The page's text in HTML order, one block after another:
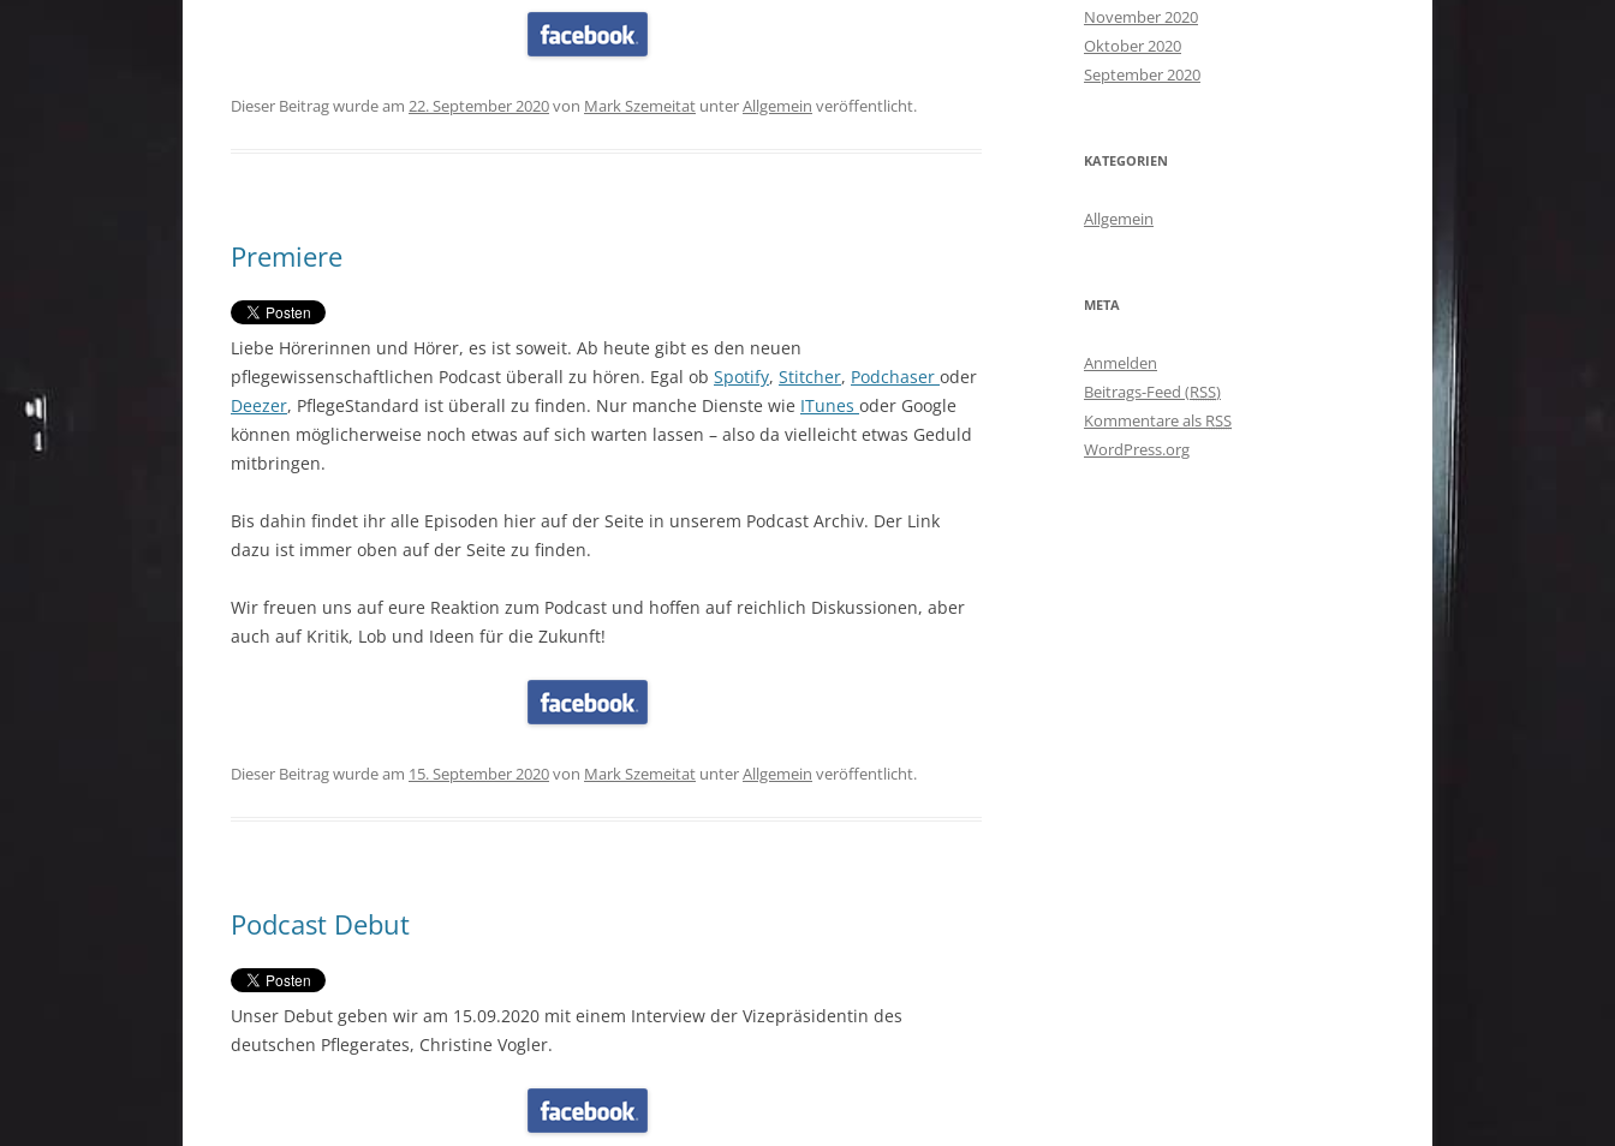
Dieser Beitrag wurde am 22. September 2020von Mark Szemeitat unterAllgemein veröffentlicht.
Premiere
Liebe Hörerinnen und Hörer, es ist soweit. Ab heute gibt es den neuen
pflegewissenschaftlichen Podcast überall zu hören. Egal ob Spotify, Stitcher, Podchaser oder
Deezer, PflegeStandard ist überall zu finden. Nur manche Dienste wie ITunes oder Google
können möglicherweise noch etwas auf sich warten lassen – also da vielleicht etwas Geduld
mitbringen.
Bis dahin findet ihr alle Episoden hier auf der Seite in unserem Podcast Archiv. Der Link
dazu ist immer oben auf der Seite zu finden.
Wir freuen uns auf eure Reaktion zum Podcast und hoffen auf reichlich Diskussionen, aber
auch auf Kritik, Lob und Ideen für die Zukunft!
Dieser Beitrag wurde am 15. September 2020von Mark Szemeitat unterAllgemein veröffentlicht.
Podcast Debut
Unser Debut geben wir am 15.09.2020 mit einem Interview der Vizepräsidentin des
deutschen Pflegerates, Christine Vogler.
November 2020
Oktober 2020
September 2020
KATEGORIEN
Allgemein
META
Anmelden
Beitrags-Feed (RSS)
Kommentare als RSS
WordPress.org